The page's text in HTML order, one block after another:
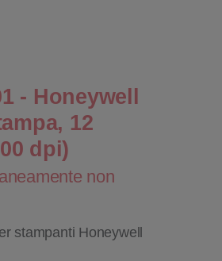
- Honeywell
12
dpi)
non
stampanti Honeywell